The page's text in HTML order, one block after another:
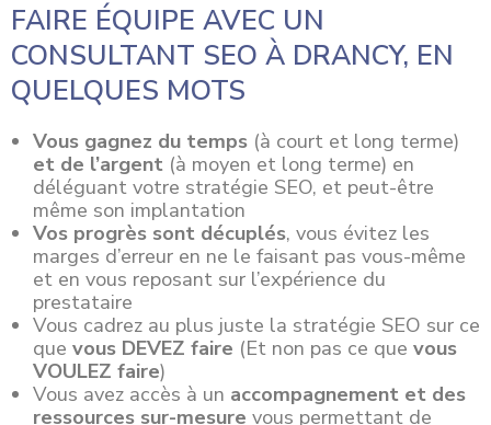
FAIRE ÉQUIPE AVEC UN
CONSULTANT SEO À DRANCY, EN
QUELQUES MOTS
Vous gagnez du temps (à court et long terme)
et de l’argent (à moyen et long terme) en
déléguant votre stratégie SEO, et peut-être
même son implantation
Vos progrès sont décuplés, vous évitez les
marges d’erreur en ne le faisant pas vous-même
et en vous reposant sur l’expérience du
prestataire
Vous cadrez au plus juste la stratégie SEO sur ce
que vous DEVEZ faire (Et non pas ce que vous
VOULEZ faire)
Vous avez accès à un accompagnement et des
ressources sur-mesure vous permettant de